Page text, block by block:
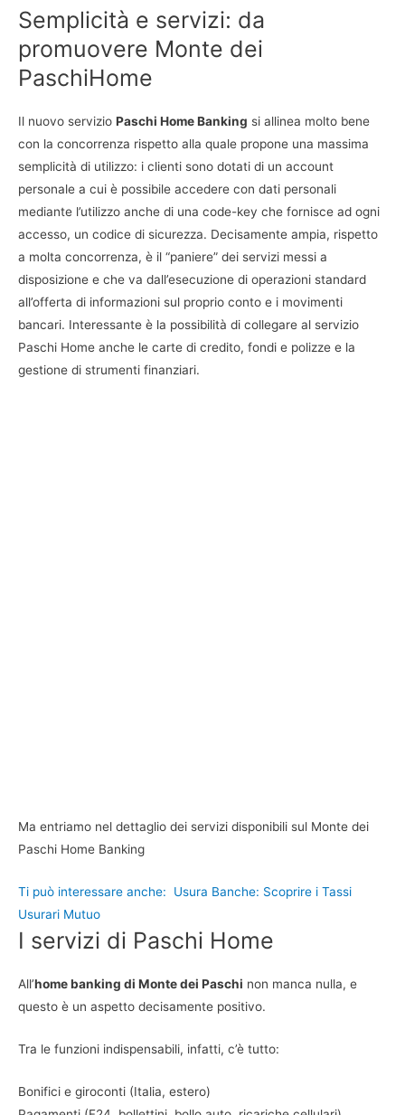
Semplicità e servizi: da
promuovere Monte dei
PaschiHome
Il nuovo servizio Paschi Home Banking si allinea molto bene
con la concorrenza rispetto alla quale propone una massima
semplicità di utilizzo: i clienti sono dotati di un account
personale a cui è possibile accedere con dati personali
mediante l’utilizzo anche di una code-key che fornisce ad ogni
accesso, un codice di sicurezza. Decisamente ampia, rispetto
a molta concorrenza, è il “paniere” dei servizi messi a
disposizione e che va dall’esecuzione di operazioni standard
all’offerta di informazioni sul proprio conto e i movimenti
bancari. Interessante è la possibilità di collegare al servizio
Paschi Home anche le carte di credito, fondi e polizze e la
gestione di strumenti finanziari.
Ma entriamo nel dettaglio dei servizi disponibili sul Monte dei
Paschi Home Banking
Ti può interessare anche:
Usura Banche: Scoprire i Tassi
Usurari Mutuo
I servizi di Paschi Home
All’home banking di Monte dei Paschi non manca nulla, e
questo è un aspetto decisamente positivo.
Tra le funzioni indispensabili, infatti, c’è tutto:
Bonifici e giroconti (Italia, estero)